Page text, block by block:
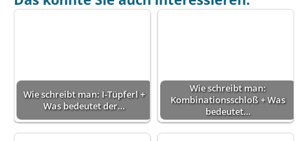
Wie schreibt man: I-Tüpferl +
Was bedeutet der…
Wie schreibt man:
Kombinationsschloß + Was
bedeutet…